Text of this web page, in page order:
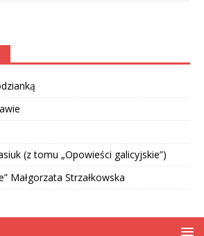
(z tomu „Opowieści galicyjskie”)
Małgorzata Strzałkowska